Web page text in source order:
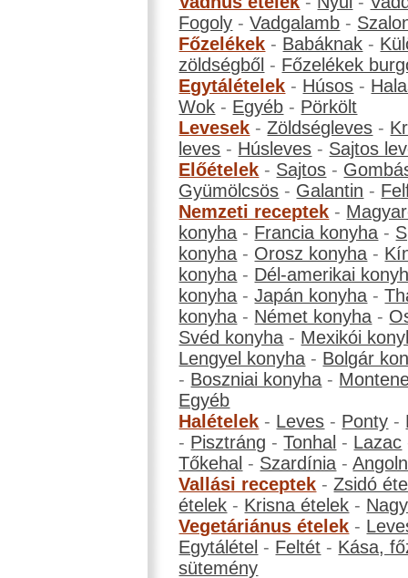
Fogoly -Vadgalamb -
Főzelékek - Babáknak -
zöldségből - Főzelékek
Egytálételek - Húsos -
Wok - Egyéb - Pörkölt
Levesek -Zöldségleves -
leves - Húsleves - Sajtos
Előételek - Sajtos -
Gyümölcsös - Galantin -
Nemzeti receptek -
konyha - Francia konyha -
konyha - Orosz konyha -
konyha - Dél-amerikai
konyha -Japán konyha -
konyha - Német konyha -
Svéd konyha - Mexikói
Lengyel konyha - Bolgár
- Boszniai konyha -
Egyéb
Halételek - Leves - Ponty -
- Pisztráng -Tonhal - Lazac
Tőkehal - Szardínia -
Vallási receptek -Zsidó
ételek - Krisna ételek -
Vegetáriánus ételek -
Egytálétel - Feltét - Kása,
sütemény